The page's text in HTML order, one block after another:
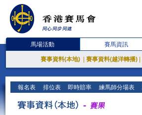
馬場活動 賽馬資訊
賽事資料(本地) 賽事資料(越洋轉播)
報名表 排位表 即時賠率 練馬師分場表